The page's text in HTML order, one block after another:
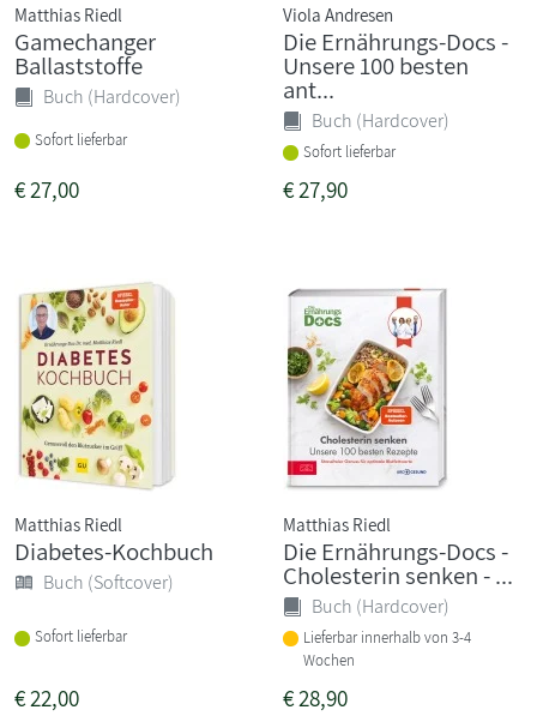
Matthias Riedl
Gamechanger
Ballaststoffe
Buch (Hardcover)
Sofort lieferbar
€27,00
Viola Andresen
Die Ernährungs-Docs -
Unsere 100 besten
ant...
Buch (Hardcover)
Sofort lieferbar
€27,90
Matthias Riedl
Diabetes-Kochbuch
Buch (Softcover)
Sofort lieferbar
€22,00
Matthias Riedl
Die Ernährungs-Docs -
Cholesterin senken - ...
Buch (Hardcover)
Lieferbar innerhalb von 3-4
Wochen
€28,90